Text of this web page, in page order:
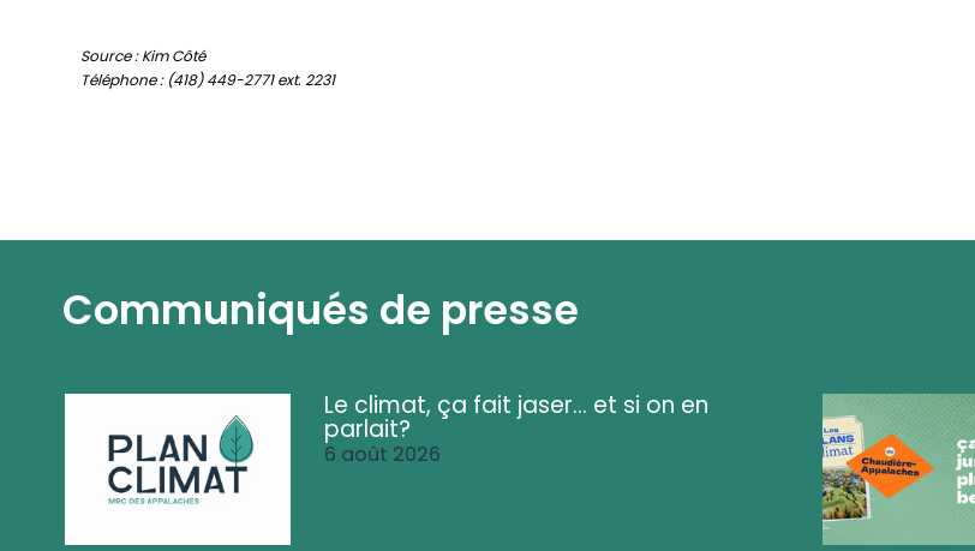
Source : Kim Côté
Téléphone : (418) 449-2771 ext. 2231
Communiqués de presse
Le climat, ça fait jaser... et si on en
parlait?
6 août 2026